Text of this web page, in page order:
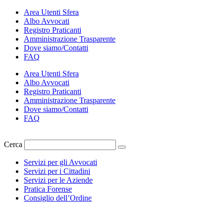
contenuto
Area Utenti Sfera
Albo Avvocati
Registro Praticanti
Amministrazione Trasparente
Dove siamo/Contatti
FAQ
Area Utenti Sfera
Albo Avvocati
Registro Praticanti
Amministrazione Trasparente
Dove siamo/Contatti
FAQ
Cerca
Servizi per gli Avvocati
Servizi per i Cittadini
Servizi per le Aziende
Pratica Forense
Consiglio dell’Ordine